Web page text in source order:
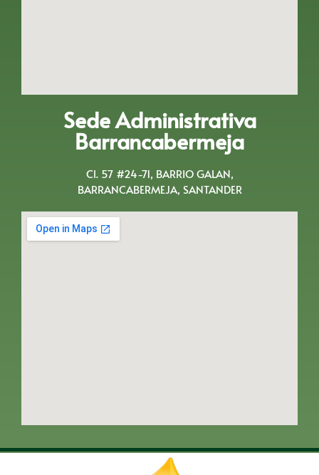
Sede Administrativa
Barrancabermeja
Cl. 57 #24-71, BARRIO GALAN,
BARRANCABERMEJA, SANTANDER